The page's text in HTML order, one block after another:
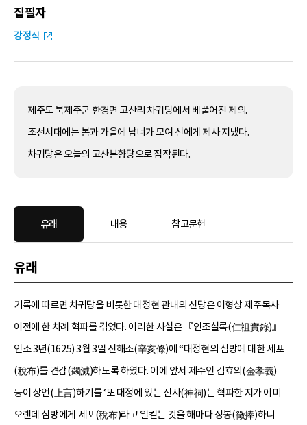
집필자
강정식
제주도 북제주군 한경면 고산리 차귀당에서 베풀어진 제의.
조선시대에는 봄과 가을에 남녀가 모여 신에게 제사 지냈다.
차귀당은 오늘의 고산본향당으로 짐작된다.
유래 내용 참고문헌
유래
기록에 따르면 차귀당을 비롯한 대정현 관내의 신당은 이형상 제주목사
이전에 한 차례 혁파를 겪었다. 이러한 사실은 『인조실록(仁祖實錄)』
인조 3년(1625) 3월 3일 신해조(辛亥條)에 “대정현의 심방에 대한 세포
(稅布)를 견감(蠲減)하도록 하였다. 이에 앞서 제주인 김효의(金孝義)
등이 상언(上言)하기를 ‘또 대정에 있는 신사(神祠)는 혁파한 지가 이미
오랜데 심방에게 세포(稅布)라고 일컫는 것을 해마다 징봉(徵捧)하니